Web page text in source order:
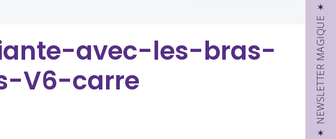
avec-les-bras-
V6-carre
✶ NEWSLETTER MAGIQUE ✶